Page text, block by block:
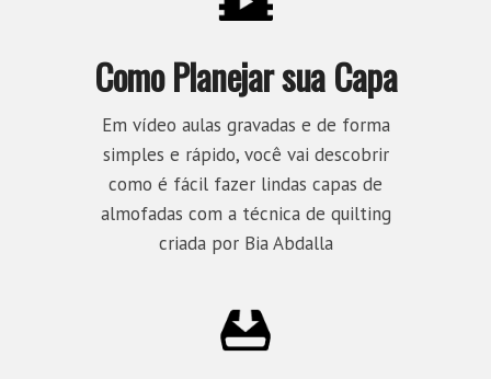
Como Planejar sua Capa
Em vídeo aulas gravadas e de forma
simples e rápido, você vai descobrir
como é fácil fazer lindas capas de
almofadas com a técnica de quilting
criada por Bia Abdalla